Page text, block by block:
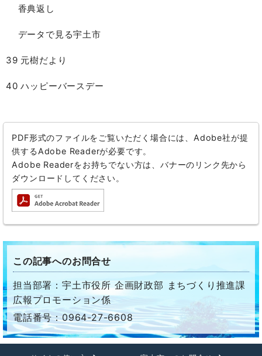
香典返し
データで見る宇土市
39 元樹だより
40 ハッピーバースデー
PDF形式のファイルをご覧いただく場合には、Adobe社が提
供するAdobe Readerが必要です。
Adobe Readerをお持ちでない方は、バナーのリンク先から
ダウンロードしてください。
この記事へのお問合せ
担当部署：宇土市役所 企画財政部 まちづくり推進課
広報プロモーション係
電話番号：0964-27-6608